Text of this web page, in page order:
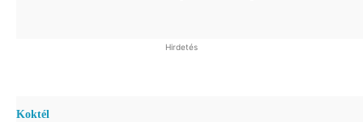
Hirdetés
Koktél